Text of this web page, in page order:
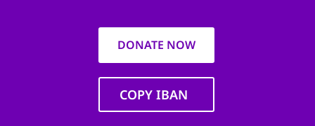
DONATE NOW
COPY IBAN